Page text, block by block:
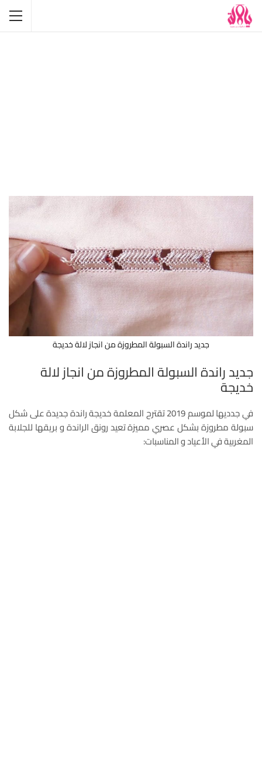
جديد راندة السبولة المطروزة من انجاز لالة خديجة
جديد راندة السبولة المطروزة من انجاز لالة
خديجة
في جدديها لموسم 2019 تقترح المعلمة خديجة راندة جديدة على شكل
سبولة مطروزة بشكل عصري مميزة تعيد رونق الراندة و بريقها للجلابة
المغربية في الأعياد و المناسبات: